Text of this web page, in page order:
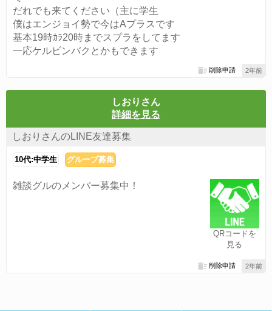
だれでも来てください（主に学生
僕はエンジョイ勢で今はAプラスです
基本19時ｶﾗ20時までスプラをしてます
一応ケルビンバクとかもできます
2年前
削除申請
しおりさん
詳細を見る
しおりさんのLINE友達募集
10代:中学生 グループ募集
QRコードを
見る
雑談グルのメンバー募集中！
2年前
削除申請